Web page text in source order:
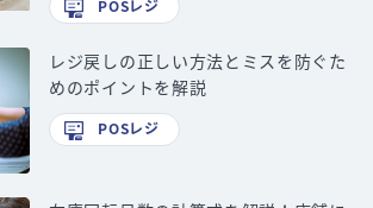
POSレジ
レジ戻しの正しい方法とミスを防ぐた
めのポイントを解説
POSレジ